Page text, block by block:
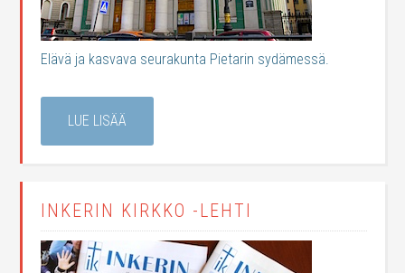
Elävä ja kasvava seurakunta Pietarin sydämessä.
LUE LISÄÄ
INKERIN KIRKKO -LEHTI